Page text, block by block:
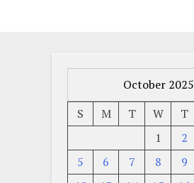
October 2025
S
M T W T
1
2
5
6 7 8 9